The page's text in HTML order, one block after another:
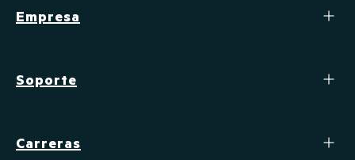
Empresa
Soporte
Carreras